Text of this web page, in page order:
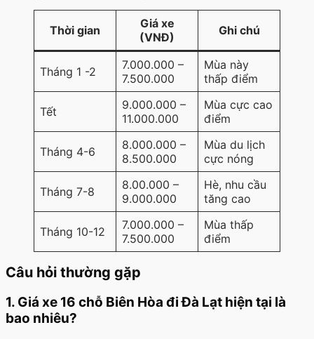
Thời gian
Giá xe
(VNĐ)
Ghi chú
Tháng 1 -2
7.000.000 –
7.500.000
Mùa này
thấp điểm
Tết
9.000.000 –
11.000.000
Mùa cực cao
điểm
Tháng 4-6
8.000.000 –
8.500.000
Mùa du lịch
cực nóng
Tháng 7-8
8.00.000 –
9.000.000
Hè, nhu cầu
tăng cao
Tháng 10-12
7.000.000 –
7.500.000
Mùa thấp
điểm
Câu hỏi thường gặp
1. Giá xe 16 chỗ Biên Hòa đi Đà Lạt hiện tại là
bao nhiêu?